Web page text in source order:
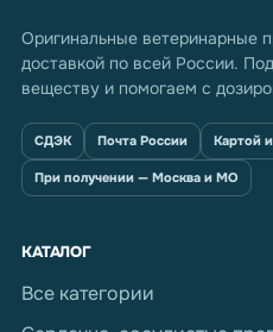
Оригинальные ветеринарные
доставкой по всей России.
веществу и помогаем с
СДЭК Почта России Картой
При получении — Москва и МО
КАТАЛОГ
Все категории